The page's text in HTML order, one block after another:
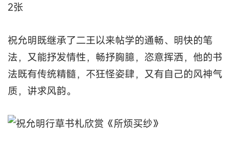
2张
祝允明既继承了二王以来帖学的通畅、明快的笔
法，又能抒发情性，畅抒胸臆，恣意挥洒，他的书
法既有传统精髓，不狂怪姿肆，又有自己的风神气
质，讲求风韵。